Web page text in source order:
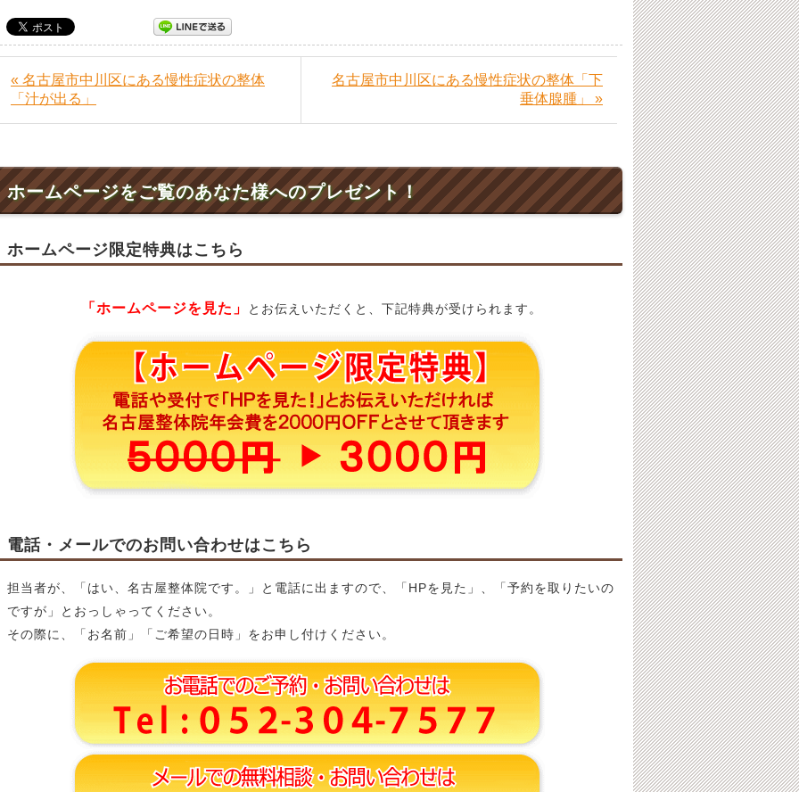
« 名古屋市中川区にある慢性症状の整体
「汁が出る」
名古屋市中川区にある慢性症状の整体「下
垂体腺腫」 »
ホームページをご覧のあなた様へのプレゼント！
ホームページ限定特典はこちら
「ホームページを見た」 とお伝えいただくと、下記特典が受けられます。
電話・メールでのお問い合わせはこちら
担当者が、「はい、名古屋整体院です。」と電話に出ますので、「HPを見た」、「予約を取りたいの
ですが」とおっしゃってください。
その際に、「お名前」「ご希望の日時」をお申し付けください。